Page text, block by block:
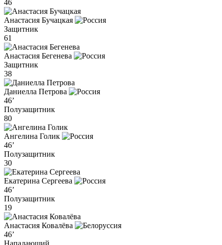
46
Анастасия Бучацкая
Защитник
61
Анастасия Бегенева
Защитник
38
Даниелла Петрова
46’
Полузащитник
80
Ангелина Голик
46’
Полузащитник
30
Екатерина Сергеева
46’
Полузащитник
19
Анастасия Ковалёва
46’
Нападающий